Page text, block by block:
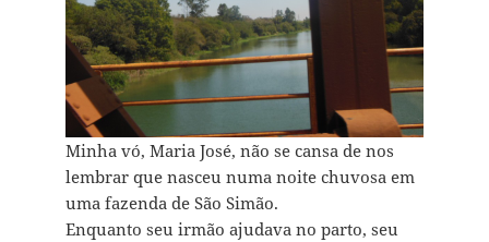
Minha vó, Maria José, não se cansa de nos
lembrar que nasceu numa noite chuvosa em
uma fazenda de São Simão.
Enquanto seu irmão ajudava no parto, seu